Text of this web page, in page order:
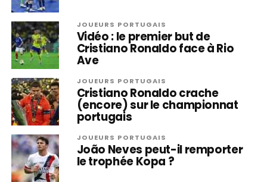
JOUEURS PORTUGAIS
Vidéo : le premier but de
Cristiano Ronaldo face à Rio
Ave
JOUEURS PORTUGAIS
Cristiano Ronaldo crache
(encore) sur le championnat
portugais
JOUEURS PORTUGAIS
João Neves peut-il remporter
le trophée Kopa ?